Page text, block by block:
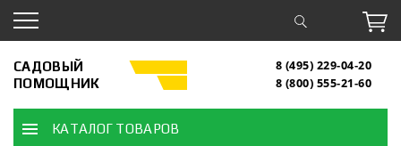
САДОВЫЙ
ПОМОЩНИК
8 (495) 229-04-20
8 (800) 555-21-60
КАТАЛОГ ТОВАРОВ